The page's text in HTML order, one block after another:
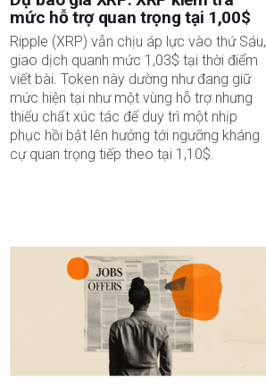
mức hỗ trợ quan trọng tại 1,00$
Ripple (XRP) vẫn chịu áp lực vào thứ Sáu,
giao dịch quanh mức 1,03$ tại thời điểm
viết bài. Token này dường như đang giữ
mức hiện tại như một vùng hỗ trợ nhưng
thiếu chất xúc tác để duy trì một nhịp
phục hồi bật lên hướng tới ngưỡng kháng
cự quan trọng tiếp theo tại 1,10$.